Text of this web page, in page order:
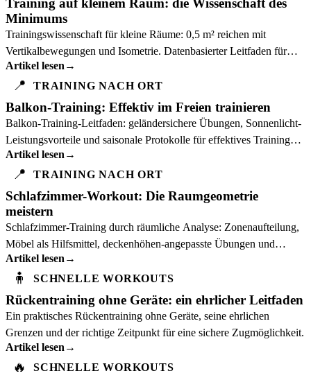
Training auf kleinem Raum: die Wissenschaft des
Minimums
Trainingswissenschaft für kleine Räume: 0,5 m² reichen mit
Vertikalbewegungen und Isometrie. Datenbasierter Leitfaden für
beengte Trainingsbedingungen.
Artikel lesen →
📍 TRAINING NACH ORT
Balkon-Training: Effektiv im Freien trainieren
Balkon-Training-Leitfaden: geländersichere Übungen, Sonnenlicht-
Leistungsvorteile und saisonale Protokolle für effektives Training
auf 2+ m².
Artikel lesen →
📍 TRAINING NACH ORT
Schlafzimmer-Workout: Die Raumgeometrie
meistern
Schlafzimmer-Training durch räumliche Analyse: Zonenaufteilung,
Möbel als Hilfsmittel, deckenhöhen-angepasste Übungen und
akustische Kontrolle.
Artikel lesen →
🧍 SCHNELLE WORKOUTS
Rückentraining ohne Geräte: ein ehrlicher Leitfaden
Ein praktisches Rückentraining ohne Geräte, seine ehrlichen
Grenzen und der richtige Zeitpunkt für eine sichere Zugmöglichkeit.
Artikel lesen →
🔥 SCHNELLE WORKOUTS